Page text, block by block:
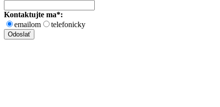
Kontaktujte ma*:
emailom
telefonicky